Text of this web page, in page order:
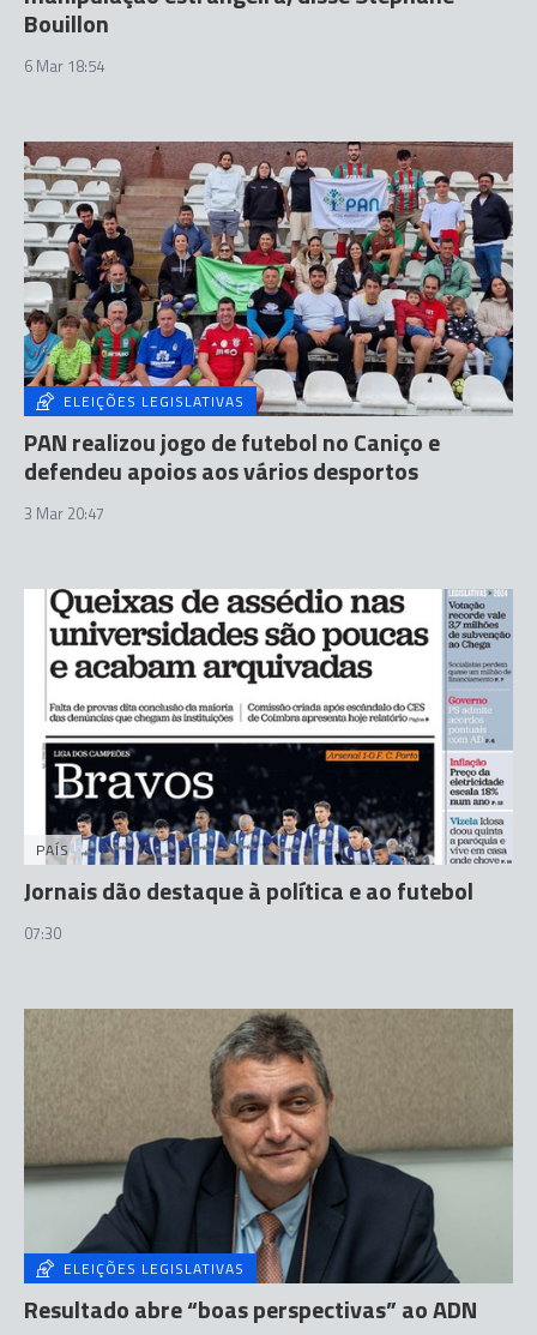
Bouillon
6 Mar 18:54
ELEIÇÕES LEGISLATIVAS
PAN realizou jogo de futebol no Caniço e
defendeu apoios aos vários desportos
3 Mar 20:47
PAÍS
Jornais dão destaque à política e ao futebol
07:30
ELEIÇÕES LEGISLATIVAS
Resultado abre “boas perspectivas” ao ADN